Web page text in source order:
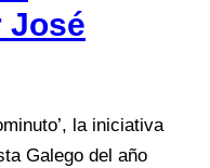
José
la iniciativa
Galego del año